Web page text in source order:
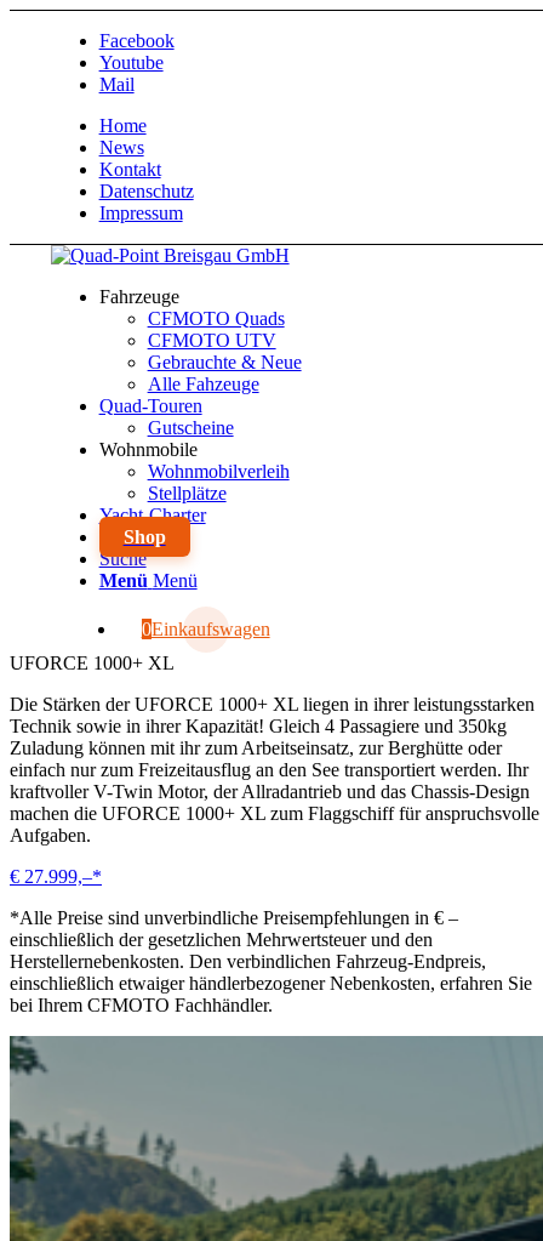
Facebook
Youtube
Mail
Home
News
Kontakt
Datenschutz
Impressum
Fahrzeuge
CFMOTO Quads
CFMOTO UTV
Gebrauchte & Neue
Alle Fahzeuge
Quad-Touren
Gutscheine
Wohnmobile
Wohnmobilverleih
Stellplätze
Yacht-Charter
Shop
Suche
Menü Menü
0Einkaufswagen
UFORCE 1000+ XL
Die Stärken der UFORCE 1000+ XL liegen in ihrer leistungsstarken
Technik sowie in ihrer Kapazität! Gleich 4 Passagiere und 350kg
Zuladung können mit ihr zum Arbeitseinsatz, zur Berghütte oder
einfach nur zum Freizeitausflug an den See transportiert werden. Ihr
kraftvoller V-Twin Motor, der Allradantrieb und das Chassis-Design
machen die UFORCE 1000+ XL zum Flaggschiff für anspruchsvolle
Aufgaben.
€ 27.999,–*
*Alle Preise sind unverbindliche Preisempfehlungen in € –
einschließlich der gesetzlichen Mehrwertsteuer und den
Herstellernebenkosten. Den verbindlichen Fahrzeug-Endpreis,
einschließlich etwaiger händlerbezogener Nebenkosten, erfahren Sie
bei Ihrem CFMOTO Fachhändler.